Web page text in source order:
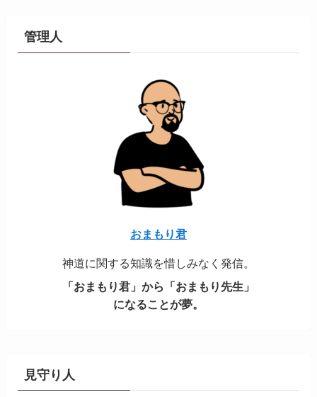
管理人
おまもり君
神道に関する知識を惜しみなく発信。
「おまもり君」から「おまもり先生」
になることが夢。
見守り人